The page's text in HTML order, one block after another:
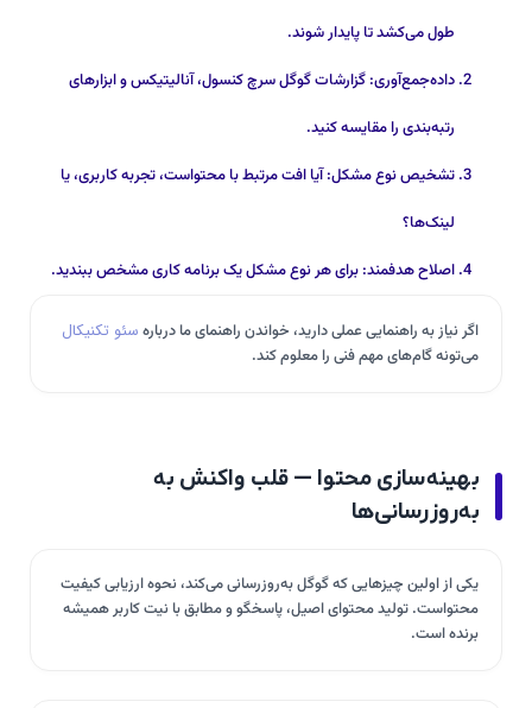
طول می‌کشد تا پایدار شوند.
داده‌جمع‌آوری: گزارشات گوگل سرچ کنسول، آنالیتیکس و ابزارهای
رتبه‌بندی را مقایسه کنید.
تشخیص نوع مشکل: آیا افت مرتبط با محتواست، تجربه کاربری، یا
لینک‌ها؟
اصلاح هدفمند: برای هر نوع مشکل یک برنامه کاری مشخص ببندید.
اگر نیاز به راهنمایی عملی دارید، خواندن راهنمای ما درباره سئو تکنیکال
می‌تونه گام‌های مهم فنی را معلوم کند.
بهینه‌سازی محتوا — قلب واکنش به
به‌روزرسانی‌ها
یکی از اولین چیزهایی که گوگل به‌روزرسانی می‌کند، نحوه ارزیابی کیفیت
محتواست. تولید محتوای اصیل، پاسخگو و مطابق با نیت کاربر همیشه
برنده است.